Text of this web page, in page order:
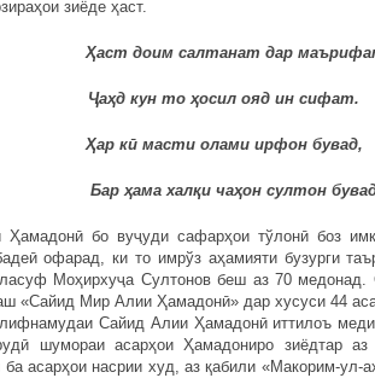
зиёде ҳаст.
Ҳаст доим салтанат дар
Ҷаҳд кун то ҳосил ояд ин сифат.
Ҳар кӣ масти олами ирфон бувад,
Бар ҳама халқи чаҳон султон
бо вуҷуди сафарҳои тўлонӣ боз
офарад, ки то имрўз аҳамияти бузурги
Моҳирхуҷа Султонов беш аз 70
«Сайид Мир Алии Ҳамадонӣ» дар хусуси 44
Сайид Алии Ҳамадонӣ иттилоъ
шумораи асарҳои Ҳамадониро зиёдтар
асарҳои насрии худ, аз қабили «Макорим-ул-